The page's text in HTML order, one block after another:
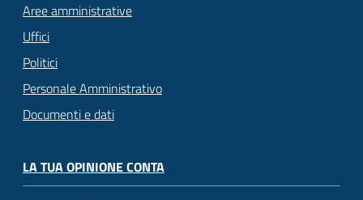
Aree amministrative
Uffici
Politici
Personale Amministrativo
Documenti e dati
LA TUA OPINIONE CONTA